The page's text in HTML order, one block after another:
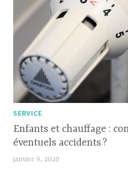
SERVICE
Enfants et chauffage :
éventuels accidents ?
janvier 9, 2020